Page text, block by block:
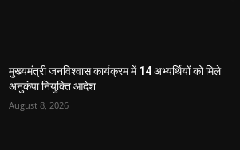
मुख्यमंत्री जनविश्वास कार्यक्रम में 14 अभ्यर्थियों को मिले
अनुकंपा नियुक्ति आदेश
August 8, 2026